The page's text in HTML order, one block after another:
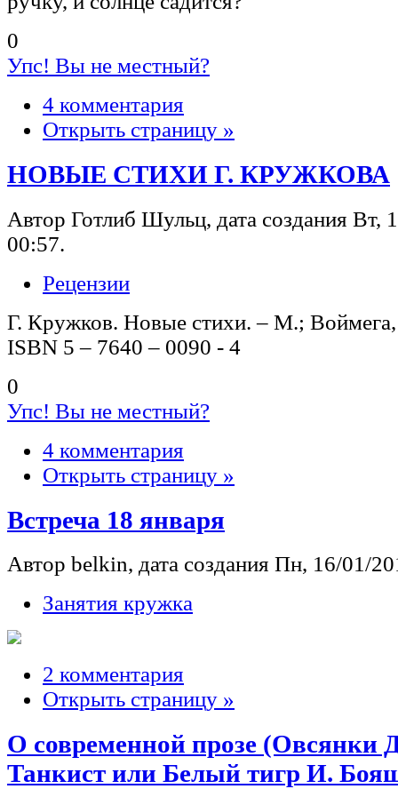
0
Упс! Вы не местный?
4 комментария
Открыть страницу »
НОВЫЕ СТИХИ Г. КРУЖКОВА
Автор Готлиб Шульц, дата создания Вт,
00:57.
Рецензии
Г. Кружков. Новые стихи. – М.; Воймега,
ISBN 5 – 7640 – 0090 - 4
0
Упс! Вы не местный?
4 комментария
Открыть страницу »
Встреча 18 января
Автор belkin, дата создания Пн, 16/01/
Занятия кружка
2 комментария
Открыть страницу »
О современной прозе (Овсянки
Танкист или Белый тигр И.